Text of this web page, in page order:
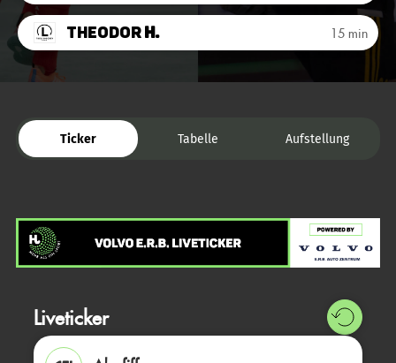
TheodorH. 15 min
Ticker Tabelle Aufstellung
Liveticker